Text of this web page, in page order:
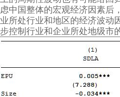
虑中国整体的宏观经济因素后
业所处行业和地区的经济波动
步控制行业和企业所处地级市